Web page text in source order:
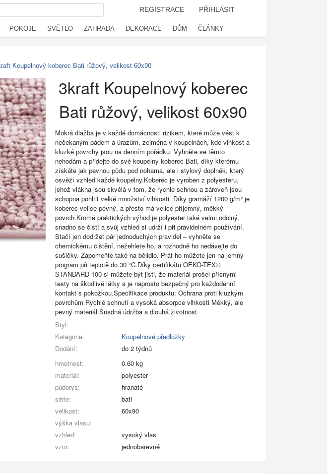
REGISTRACE PŘIHLÁSIT
POKOJE SVĚTLO ZAHRADA DEKORACE DŮM ČLÁNKY
Koupelnový koberec Bati růžový, velikost 60x90
3kraft Koupelnový koberec
Bati růžový, velikost 60x90
Mokrá dlažba je v každé domácnosti rizikem, které může vést k
nečekaným pádem a úrazům, zejména v koupelnách, kde vlhkost a
kluzké povrchy jsou na denním pořádku. Vyhněte se těmto
nehodám a přidejte do své koupelny koberec Bati, díky kterému
získáte jak pevnou půdu pod nohama, ale i stylový doplněk, který
osvěží vzhled každé koupelny.Koberec je vyroben z polyesteru,
jehož vlákna jsou skvělá v tom, že rychle schnou a zároveň jsou
schopna pohltit velké množství vlhkosti. Díky gramáží 1200 g/m² je
koberec velice pevný, a přesto má velice příjemný, měkký
povrch.Kromě praktických výhod je polyester také velmi odolný,
snadno se čistí a svůj vzhled si udrží i při pravidelném používání.
Stačí jen dodržet pár jednoduchých pravidel – vyhněte se
chemickému čištění, nežehlete ho, a rozhodně ho nedávejte do
sušičky. Zapomeňte také na bělidlo. Prát ho můžete jen na jemný
program při teplotě do 30 °C.Díky certifikátu OEKO-TEX®
STANDARD 100 si můžete být jisti, že materiál prošel přísnými
testy na škodlivé látky a je naprosto bezpečný pro každodenní
kontakt s pokožkou.Specifikace produktu: Ochrana proti kluzkým
povrchům Rychlé schnutí a vysoká absorpce vlhkosti Měkký, ale
pevný materiál Snadná údržba a dlouhá životnost
Styl:
Kategorie:
Koupelnové předložky
Dodání:
do 2 týdnů
hmotnost:
0.60 kg
materiál:
polyester
půdorys:
hranaté
série:
bati
velikost:
60x90
výška vlasu:
vzhled:
vysoký vlas
vzor:
jednobarevné